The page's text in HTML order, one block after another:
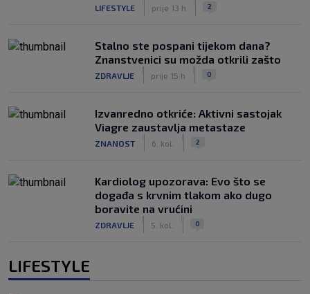
LIFESTYLE prije 13 h 2
Stalno ste pospani tijekom dana?
Znanstvenici su možda otkrili zašto
ZDRAVLJE prije 15 h 0
Izvanredno otkriće: Aktivni sastojak
Viagre zaustavlja metastaze
ZNANOST 6. kol. 2
Kardiolog upozorava: Evo što se
događa s krvnim tlakom ako dugo
boravite na vrućini
ZDRAVLJE 5. kol. 0
LIFESTYLE